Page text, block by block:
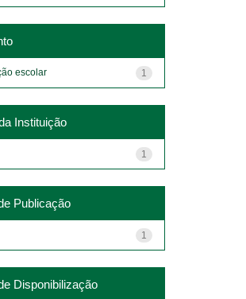
1
escolar
Instituição
1
Publicação
1
Disponibilização